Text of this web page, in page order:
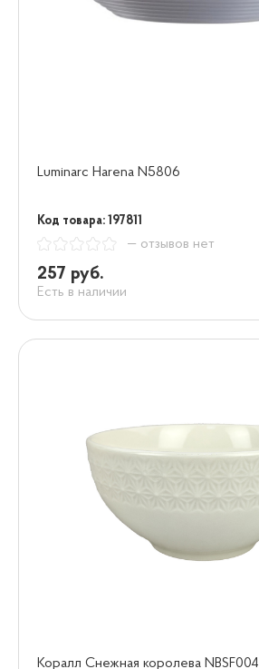
Luminarc Harena N5806
Код товара: 197811
— отзывов нет
257 руб.
Есть в наличии
Коралл Снежная королева NBSF004